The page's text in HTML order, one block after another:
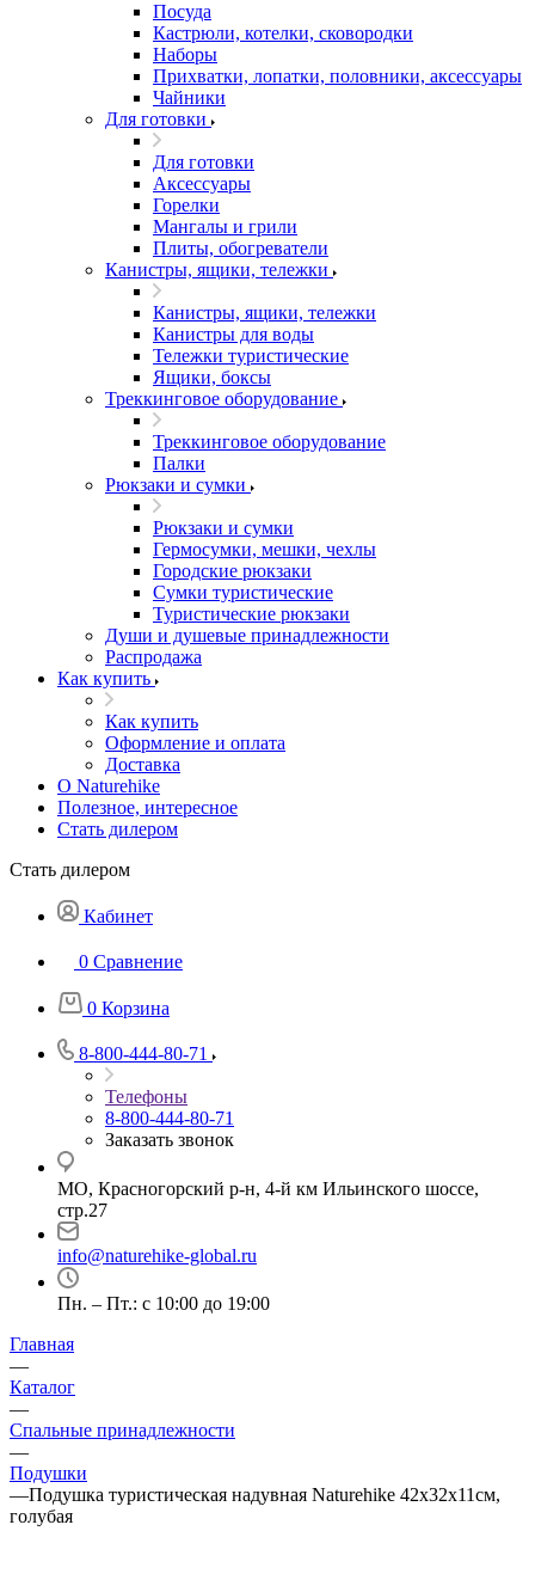
Посуда
Кастрюли, котелки, сковородки
Наборы
Прихватки, лопатки, половники, аксессуары
Чайники
Для готовки
Для готовки
Аксессуары
Горелки
Мангалы и грили
Плиты, обогреватели
Канистры, ящики, тележки
Канистры, ящики, тележки
Канистры для воды
Тележки туристические
Ящики, боксы
Треккинговое оборудование
Треккинговое оборудование
Палки
Рюкзаки и сумки
Рюкзаки и сумки
Гермосумки, мешки, чехлы
Городские рюкзаки
Сумки туристические
Туристические рюкзаки
Души и душевые принадлежности
Распродажа
Как купить
Как купить
Оформление и оплата
Доставка
О Naturehike
Полезное, интересное
Стать дилером
Стать дилером
Кабинет
0 Сравнение
0 Корзина
8-800-444-80-71
Телефоны
8-800-444-80-71
Заказать звонок
МО, Красногорский р-н, 4-й км Ильинского шоссе,
стр.27
info@naturehike-global.ru
Пн. – Пт.: с 10:00 до 19:00
Главная
—
Каталог
—
Спальные принадлежности
—
Подушки
—Подушка туристическая надувная Naturehike 42x32x11см,
голубая